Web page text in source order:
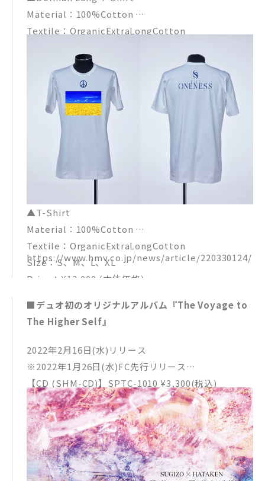
Material：100%Cotton
Textile：OrganicExtraLongCotton
Price：¥ 16,000 (本体価格)
▲T-Shirt
Material：100%Cotton
Textile：OrganicExtraLongCotton
Size：S、M、L、XL
Price：¥12,000 (本体価格)
https://www.hmv.co.jp/news/article/220330124/
■デュオ初のオリジナルアルバム『The Voyage to
The Higher Self』
2022年2月16日(水)リリース
※2022年1月26日(水)FC先行リリース
【CD (SHM-CD)】SPTC-1010 ¥3,300(税込)